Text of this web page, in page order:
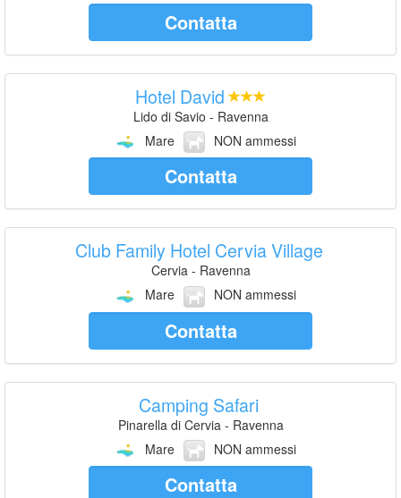
Contatta
Hotel David
Lido di Savio - Ravenna
Mare
NON ammessi
Contatta
Club Family Hotel Cervia Village
Cervia - Ravenna
Mare
NON ammessi
Contatta
Camping Safari
Pinarella di Cervia - Ravenna
Mare
NON ammessi
Contatta